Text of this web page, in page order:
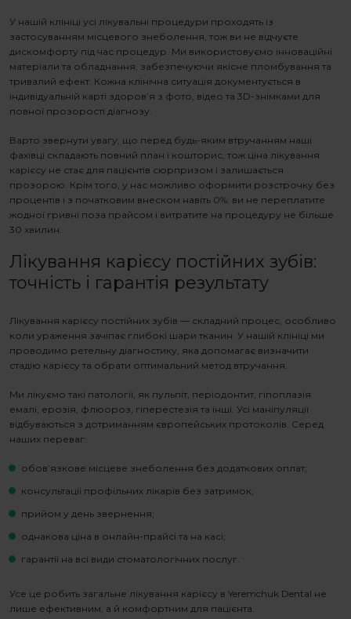
У нашій клініці усі лікувальні процедури проходять із
застосуванням місцевого знеболення, тож ви не відчуєте
дискомфорту під час процедур. Ми використовуємо інноваційні
матеріали та обладнання, забезпечуючи якісне пломбування та
тривалий ефект. Кожна клінічна ситуація документується в
індивідуальній карті здоров’я з фото, відео та 3D-знімками для
повної прозорості діагнозу.
Варто звернути увагу, що перед будь-яким втручанням наші
фахівці складають повний план і кошторис, тож ціна лікування
карієсу не стає для пацієнтів сюрпризом і залишається
прозорою. Крім того, у нас можливо оформити розстрочку без
процентів і з початковим внеском навіть 0%: ви не переплатите
жодної гривні поза прайсом і витратите на процедуру не більше
30 хвилин.
Лікування карієсу постійних зубів:
точність і гарантія результату
Лікування карієсу постійних зубів — складний процес, особливо
коли ураження зачіпає глибокі шари тканин. У нашій клініці ми
проводимо ретельну діагностику, яка допомагає визначити
стадію карієсу та обрати оптимальний метод втручання.
Ми лікуємо такі патології, як пульпіт, періодонтит, гіпоплазія
емалі, ерозія, флюороз, гіперестезія та інші. Усі маніпуляції
відбуваються з дотриманням європейських протоколів. Серед
наших переваг:
обов’язкове місцеве знеболення без додаткових оплат;
консультації профільних лікарів без затримок;
прийом у день звернення;
однакова ціна в онлайн-прайсі та на касі;
гарантії на всі види стоматологічних послуг.
Усе це робить загальне лікування карієсу в Yeremchuk Dental не
лише ефективним, а й комфортним для пацієнта.